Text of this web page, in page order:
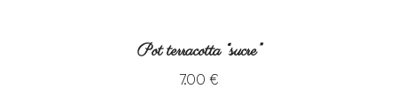
Pot terracotta “sucre”
7.00 €